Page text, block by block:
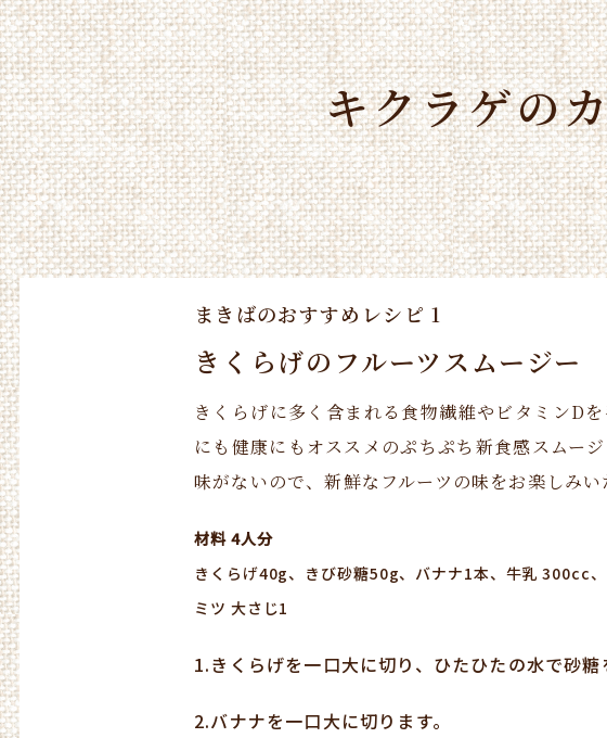
キクラゲの
まきばのおすすめレシピ1
きくらげのフルーツスムージー
きくらげに多く含まれる食物繊維やビタミンD
にも健康にもオススメのぷちぷち新食感スムー
味がないので、新鮮なフルーツの味をお楽しみい
材料 4人分
きくらげ40g、きび砂糖50g、バナナ1本、牛乳 300cc
ミツ 大さじ1
1.きくらげを一口大に切り、ひたひたの水で砂糖
2.バナナを一口大に切ります。